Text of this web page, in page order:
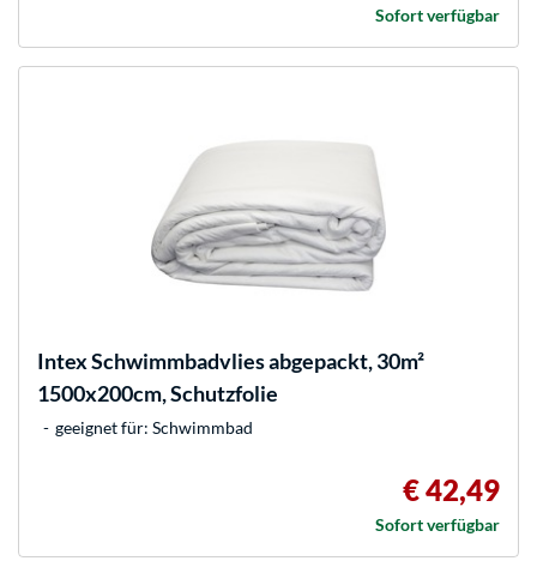
Sofort verfügbar
IntexSchwimmbadvlies abgepackt, 30m²
1500x200cm, Schutzfolie
geeignet für: Schwimmbad
€ 42,49
Sofort verfügbar